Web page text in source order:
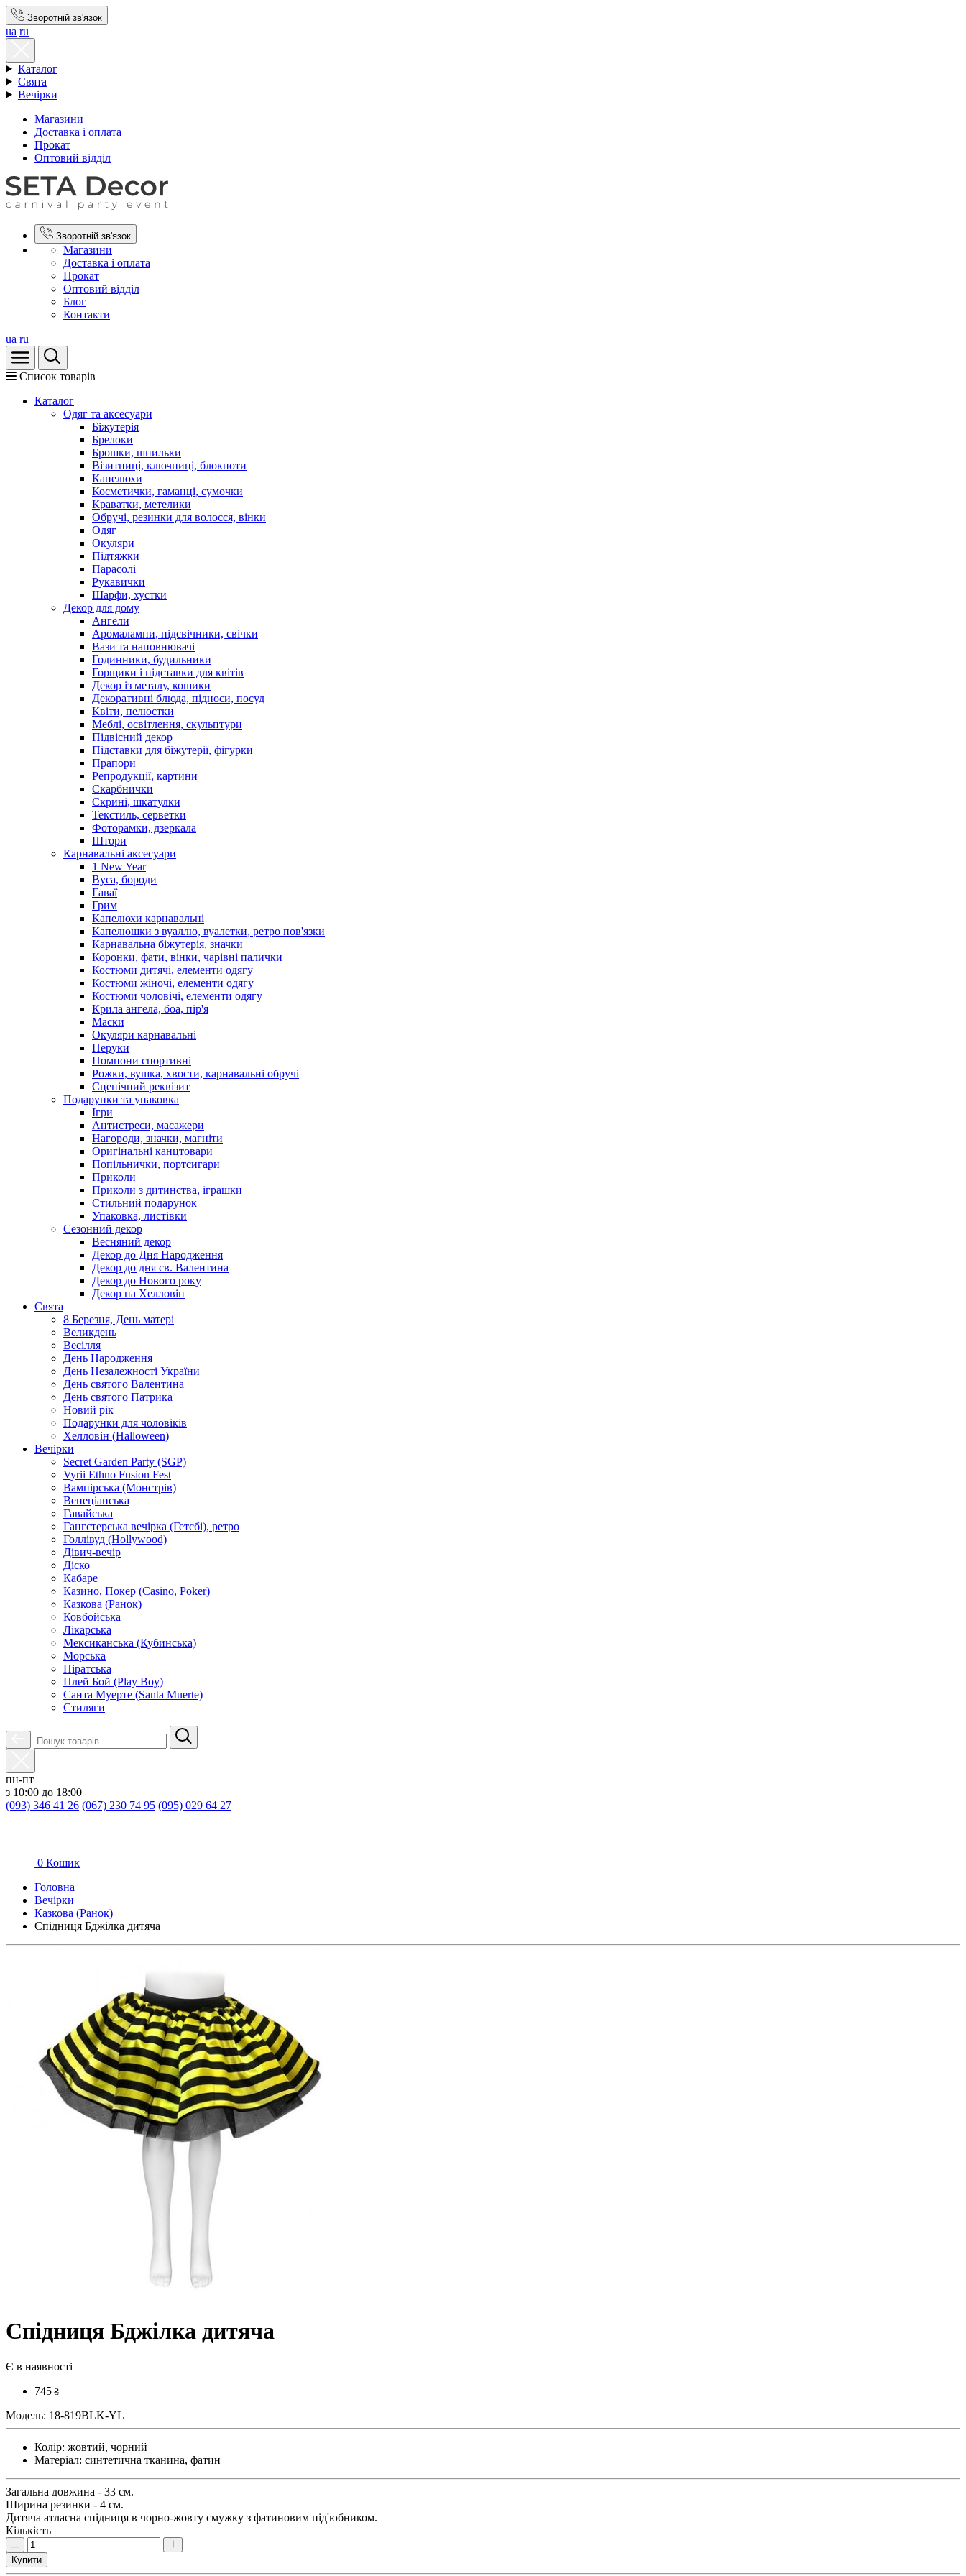
Зворотній зв'язок
ua ru
Каталог
Свята
Вечірки
Магазини
Доставка і оплата
Прокат
Оптовий відділ
Зворотній зв'язок
Магазини
Доставка і оплата
Прокат
Оптовий відділ
Блог
Контакти
ua ru
Список товарів
Каталог
Oдяг та аксесуари
Біжутерія
Брелоки
Брошки, шпильки
Візитниці, ключниці, блокноти
Капелюхи
Косметички, гаманці, сумочки
Краватки, метелики
Обручі, резинки для волосся, вінки
Одяг
Окуляри
Підтяжки
Парасолі
Рукавички
Шарфи, хустки
Декор для дому
Ангели
Аромалампи, підсвічники, свічки
Вази та наповнювачі
Годинники, будильники
Горщики і підставки для квітів
Декор із металу, кошики
Декоративні блюда, підноси, посуд
Квіти, пелюстки
Меблі, освітлення, скульптури
Підвісний декор
Підставки для біжутерії, фігурки
Прапори
Репродукції, картини
Скарбнички
Скрині, шкатулки
Текстиль, серветки
Фоторамки, дзеркала
Штори
Карнавальні аксесуари
1 New Year
Вуса, бороди
Гаваї
Грим
Капелюхи карнавальні
Капелюшки з вуаллю, вуалетки, ретро пов'язки
Карнавальна біжутерія, значки
Коронки, фати, вінки, чарівні палички
Костюми дитячі, елементи одягу
Костюми жіночі, елементи одягу
Костюми чоловічі, елементи одягу
Крила ангела, боа, пір'я
Маски
Окуляри карнавальні
Перуки
Помпони спортивні
Рожки, вушка, хвости, карнавальні обручі
Сценічний реквізит
Подарунки та упаковка
Ігри
Антистреси, масажери
Нагороди, значки, магніти
Оригінальні канцтовари
Попільнички, портсигари
Приколи
Приколи з дитинства, іграшки
Стильний подарунок
Упаковка, листівки
Сезонний декор
Весняний декор
Декор до Дня Народження
Декор до дня св. Валентина
Декор до Нового року
Декор на Хелловін
Свята
8 Березня, День матері
Великдень
Весілля
День Народження
День Незалежності України
День святого Валентина
День святого Патрика
Новий рік
Подарунки для чоловіків
Хелловін (Halloween)
Вечірки
Secret Garden Party (SGP)
Vyrii Ethno Fusion Fest
Вампірська (Монстрів)
Венеціанська
Гавайська
Гангстерська вечірка (Гетсбі), ретро
Голлівуд (Hollywood)
Дівич-вечір
Діско
Кабаре
Казино, Покер (Casino, Poker)
Казкова (Ранок)
Ковбойська
Лікарська
Мексиканська (Кубинська)
Морська
Піратська
Плей Бой (Play Boy)
Санта Муерте (Santa Muerte)
Стиляги
пн-пт
з 10:00 до 18:00
(093) 346 41 26 (067) 230 74 95 (095) 029 64 27
0 Кошик
Головна
Вечірки
Казкова (Ранок)
Спідниця Бджілка дитяча
Спідниця Бджілка дитяча
Є в наявності
745 ₴
Модель: 18-819BLK-YL
Колір: жовтий, чорний
Матеріал: синтетична тканина, фатин
Загальна довжина - 33 см.
Ширина резинки - 4 см.
Дитяча атласна спідниця в чорно-жовту смужку з фатиновим під'юбником.
Кількість
Купити